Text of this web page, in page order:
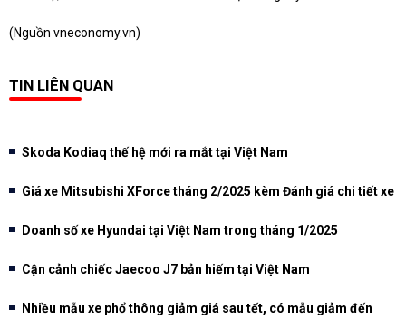
(Nguồn vneconomy.vn)
TIN LIÊN QUAN
Skoda Kodiaq thế hệ mới ra mắt tại Việt Nam
Giá xe Mitsubishi XForce tháng 2/2025 kèm Đánh giá chi tiết xe
Doanh số xe Hyundai tại Việt Nam trong tháng 1/2025
Cận cảnh chiếc Jaecoo J7 bản hiếm tại Việt Nam
Nhiều mẫu xe phổ thông giảm giá sau tết, có mẫu giảm đến